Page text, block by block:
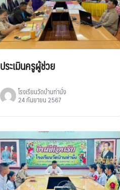
ประเมินครูผู้ช่วย
โรงเรียนวัดบ้านท่านั่ง
24 กันยายน 2567